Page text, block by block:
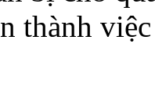
thành